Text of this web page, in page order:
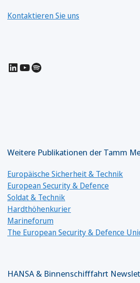
Kontaktieren Sie uns
LinkedIn
YouTube
Spotify
Weitere Publikationen der Tamm
Europäische Sicherheit & Technik
European Security & Defence
Soldat & Technik
Hardthöhenkurier
Marineforum
The European Security & Defence
HANSA & Binnenschifffahrt